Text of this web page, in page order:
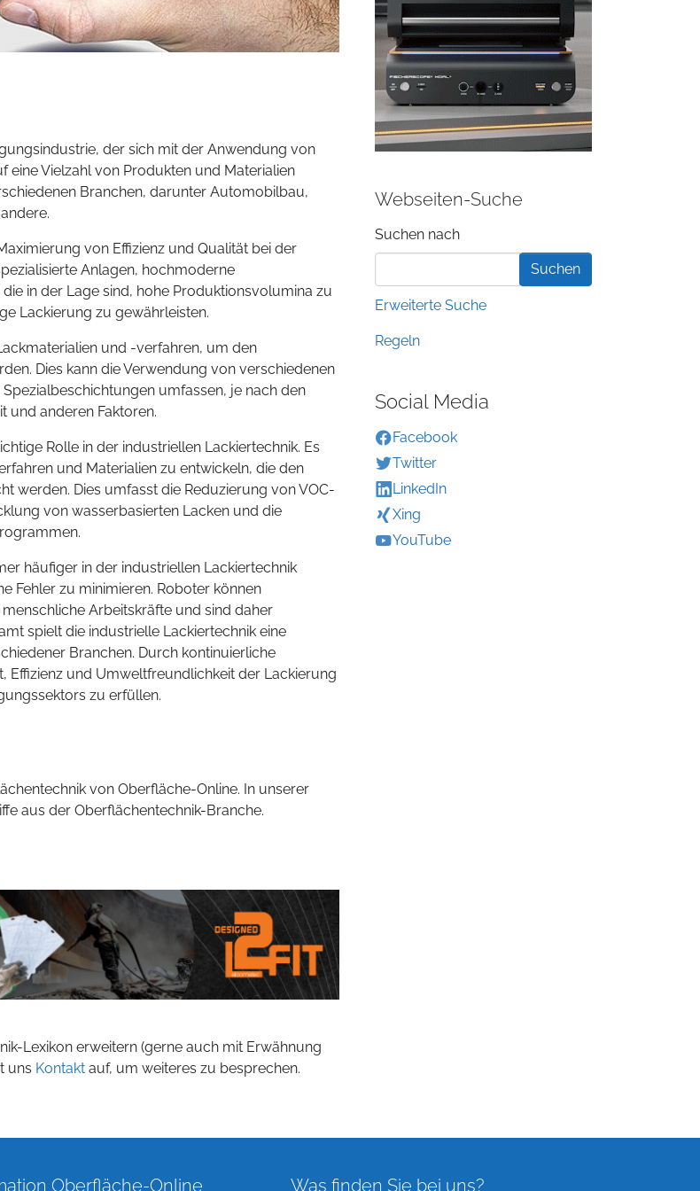
der sich mit der Anwendung von
eine Vielzahl von Produkten und Materialien
Branchen, darunter Automobilbau,
von Effizienz und Qualität bei der
Anlagen, hochmoderne
in der Lage sind, hohe Produktionsvolumina zu
Lackierung zu gewährleisten.
und -verfahren, um den
Dies kann die Verwendung von verschiedenen
umfassen, je nach den
und anderen Faktoren.
Rolle in der industriellen Lackiertechnik. Es
und Materialien zu entwickeln, die den
werden. Dies umfasst die Reduzierung von VOC-
von wasserbasierten Lacken und die
häufiger in der industriellen Lackiertechnik
Fehler zu minimieren. Roboter können
Arbeitskräfte und sind daher
spielt die industrielle Lackiertechnik eine
Branchen. Durch kontinuierliche
Effizienz und Umweltfreundlichkeit der Lackierung
zu erfüllen.
von Oberfläche-Online. In unserer
aus der Oberflächentechnik-Branche.
Lexikon erweitern (gerne auch mit Erwähnung
uns Kontakt auf, um weiteres zu besprechen.
Webseiten-Suche
Suchformular
Suchen nach
Erweiterte Suche
Regeln
Social Media
Facebook
Twitter
LinkedIn
Xing
YouTube
Oberfläche-Online Was finden Sie bei uns?